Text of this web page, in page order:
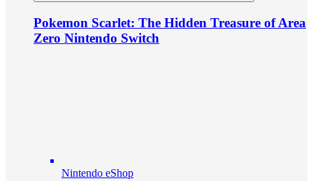
Pokemon Scarlet: The Hidden Treasure of Area
Zero Nintendo Switch
Nintendo eShop